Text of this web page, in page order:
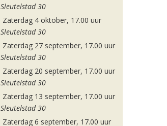
Sleutelstad 30
Zaterdag 4 oktober, 17.00 uur
Sleutelstad 30
Zaterdag 27 september, 17.00 uur
Sleutelstad 30
Zaterdag 20 september, 17.00 uur
Sleutelstad 30
Zaterdag 13 september, 17.00 uur
Sleutelstad 30
Zaterdag 6 september, 17.00 uur